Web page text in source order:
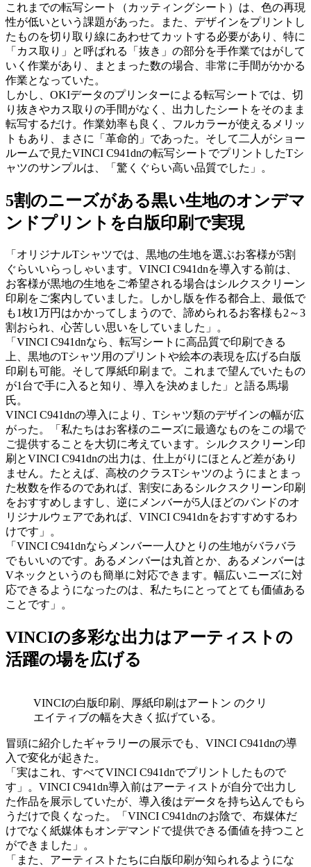
これまでの転写シート（カッティングシート）は、色の再現
性が低いという課題があった。また、デザインをプリントし
たものを切り取り線にあわせてカットする必要があり、特に
「カス取り」と呼ばれる「抜き」の部分を手作業ではがして
いく作業があり、まとまった数の場合、非常に手間がかかる
作業となっていた。
しかし、OKIデータのプリンターによる転写シートでは、切
り抜きやカス取りの手間がなく、出力したシートをそのまま
転写するだけ。作業効率も良く、フルカラーが使えるメリッ
トもあり、まさに「革命的」であった。そして二人がショー
ルームで見たVINCI C941dnの転写シートでプリントしたTシ
ャツのサンプルは、「驚くぐらい高い品質でした」。
5割のニーズがある黒い生地のオンデマ
ンドプリントを白版印刷で実現
「オリジナルTシャツでは、黒地の生地を選ぶお客様が5割
ぐらいいらっしゃいます。VINCI C941dnを導入する前は、
お客様が黒地の生地をご希望される場合はシルクスクリーン
印刷をご案内していました。しかし版を作る都合上、最低で
も1枚1万円はかかってしまうので、諦められるお客様も2～3
割おられ、心苦しい思いをしていました」。
「VINCI C941dnなら、転写シートに高品質で印刷できる
上、黒地のTシャツ用のプリントや絵本の表現を広げる白版
印刷も可能。そして厚紙印刷まで。これまで望んでいたもの
が1台で手に入ると知り、導入を決めました」と語る馬場
氏。
VINCI C941dnの導入により、Tシャツ類のデザインの幅が広
がった。「私たちはお客様のニーズに最適なものをこの場で
ご提供することを大切に考えています。シルクスクリーン印
刷とVINCI C941dnの出力は、仕上がりにほとんど差があり
ません。たとえば、高校のクラスTシャツのようにまとまっ
た枚数を作るのであれば、割安にあるシルクスクリーン印刷
をおすすめしますし、逆にメンバーが5人ほどのバンドのオ
リジナルウェアであれば、VINCI C941dnをおすすめするわ
けです」。
「VINCI C941dnならメンバー一人ひとりの生地がバラバラ
でもいいのです。あるメンバーは丸首とか、あるメンバーは
Vネックというのも簡単に対応できます。幅広いニーズに対
応できるようになったのは、私たちにとってとても価値ある
ことです」。
VINCIの多彩な出力はアーティストの
活躍の場を広げる
VINCIの白版印刷、厚紙印刷はアートン のクリ
エイティブの幅を大きく拡げている。
冒頭に紹介したギャラリーの展示でも、VINCI C941dnの導
入で変化が起きた。
「実はこれ、すべてVINCI C941dnでプリントしたもので
す」。VINCI C941dn導入前はアーティストが自分で出力し
た作品を展示していたが、導入後はデータを持ち込んでもら
うだけで良くなった。「VINCI C941dnのお陰で、布媒体だ
けでなく紙媒体もオンデマンドで提供できる価値を持つこと
ができました」。
「また、アーティストたちに白版印刷が知られるようにな